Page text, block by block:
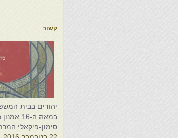
קשור
יהודים בבית
במאה ה-
סימון-פיקאלי